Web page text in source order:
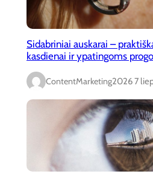
Sidabriniai auskarai –
kasdienai ir ypatingoms
ContentMarketing2026 7